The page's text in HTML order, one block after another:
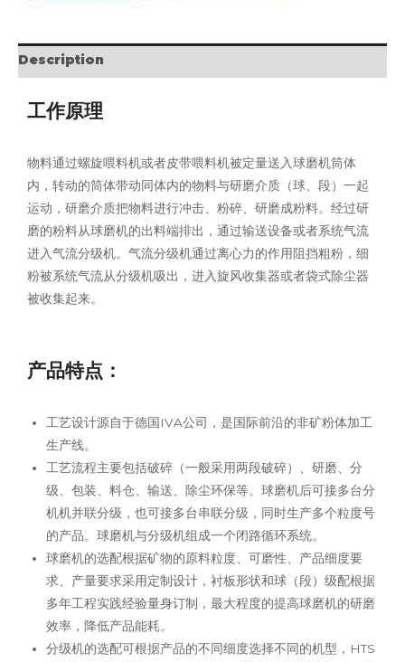
Description
工作原理
物料通过螺旋喂料机或者皮带喂料机被定量送入球磨机筒体
内，转动的筒体带动同体内的物料与研磨介质（球、段）一起
运动，研磨介质把物料进行冲击、粉碎、研磨成粉料。经过研
磨的粉料从球磨机的出料端排出，通过输送设备或者系统气流
进入气流分级机。气流分级机通过离心力的作用阻挡粗粉，细
粉被系统气流从分级机吸出，进入旋风收集器或者袋式除尘器
被收集起来。
产品特点：
工艺设计源自于德国IVA公司，是国际前沿的非矿粉体加工
生产线。
工艺流程主要包括破碎（一般采用两段破碎）、研磨、分
级、包装、料仓、输送、除尘环保等。球磨机后可接多台分
机机并联分级，也可接多台串联分级，同时生产多个粒度号
的产品。球磨机与分级机组成一个闭路循环系统。
球磨机的选配根据矿物的原料粒度、可磨性、产品细度要
求、产量要求采用定制设计，衬板形状和球（段）级配根据
多年工程实践经验量身订制，最大程度的提高球磨机的研磨
效率，降低产品能耗。
分级机的选配可根据产品的不同细度选择不同的机型，HTS